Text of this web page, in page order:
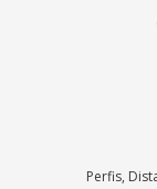
Perfis,